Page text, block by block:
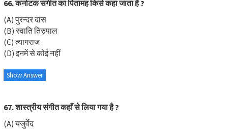
66. कर्नाटक संगीत का पितामह किसे कहा जाता है ?
(A) पुरन्दर दास
(B) स्वाति तिरुपाल
(C) त्यागराज
(D) इनमें से कोई नहीं
Show Answer
67. शास्त्रीय संगीत कहाँ से लिया गया है ?
(A) यजुर्वेद